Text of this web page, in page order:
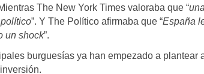
The New York Times valoraba que “
”. Y The Político afirmaba que “España
un shock”.
burguesías ya han empezado a plantear